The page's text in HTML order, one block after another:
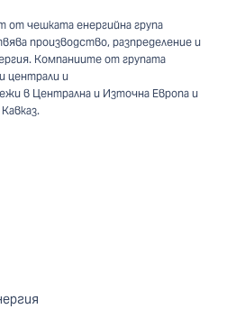
чешката енергийна група
производство, разпределение и
Компаниите от групата
централи и
в Централна и Източна Европа и